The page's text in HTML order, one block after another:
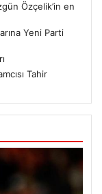
Özçelik’in en
Yeni Parti
Tahir